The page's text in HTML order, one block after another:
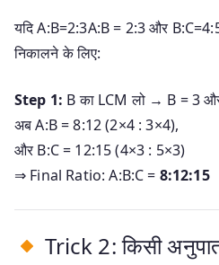
यदिA:B=2:3A:B = 2:3और
निकालने के लिए:
Step 1: B का LCM लो → B = 3
अब A:B = 8:12 (2×4 : 3×4),
और B:C = 12:15 (4×3 : 5×3)
⇒ Final Ratio: A:B:C = 8:12:15
Trick 2: किसी अनुपात